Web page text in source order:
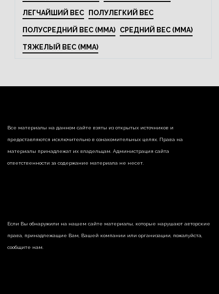
ЛЕГЧАЙШИЙ ВЕС ПОЛУЛЕГКИЙ ВЕС
ПОЛУСРЕДНИЙ ВЕС (MMA) СРЕДНИЙ ВЕС (MMA)
ТЯЖЕЛЫЙ ВЕС (MMA)
Все материалы на данном сайте взяты из открытых источников и
предоставляются исключительно в ознакомительных целях. Права на
материалы принадлежат их владельцам. Администрация сайта
ответственности за содержание материала не несет.
Если Вы обнаружили на нашем сайте материалы, которые нарушают авторские
права, принадлежащие Вам, Вашей компании или организации, пожалуйста,
сообщите нам.